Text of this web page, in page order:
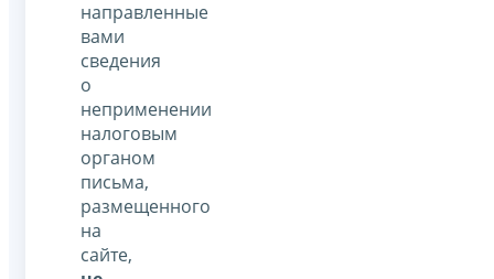
направленные
вами
сведения
о
неприменении
налоговым
органом
письма,
размещенного
на
сайте,